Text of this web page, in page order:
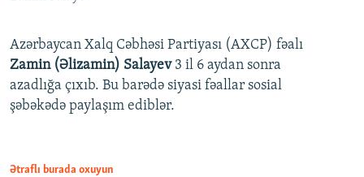
Azərbaycan Xalq Cəbhəsi Partiyası (AXCP) fəalı
Zamin (Əlizamin) Salayev 3 il 6 aydan sonra
azadlığa çıxıb. Bu barədə siyasi fəallar sosial
şəbəkədə paylaşım ediblər.
Ətraflı burada oxuyun